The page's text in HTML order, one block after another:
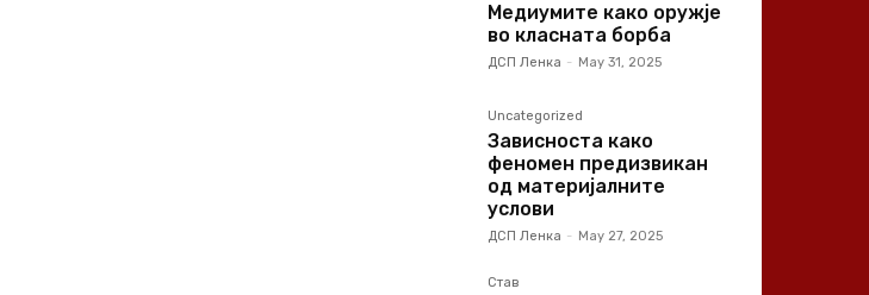
Медиумите како оружје
во класната борба
ДСП Ленка - May 31, 2025
Uncategorized
Зависноста како
феномен предизвикан
од материјалните
услови
ДСП Ленка - May 27, 2025
Став